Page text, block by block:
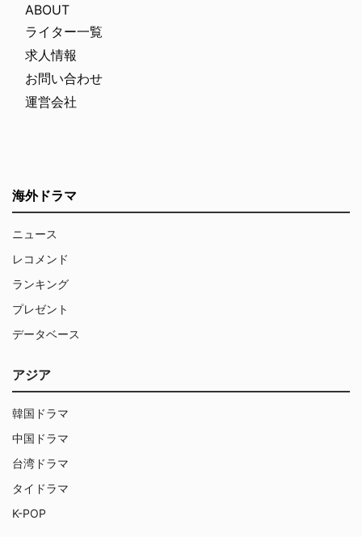
ABOUT
ライター一覧
求人情報
お問い合わせ
運営会社
海外ドラマ
ニュース
レコメンド
ランキング
プレゼント
データベース
アジア
韓国ドラマ
中国ドラマ
台湾ドラマ
タイドラマ
K-POP